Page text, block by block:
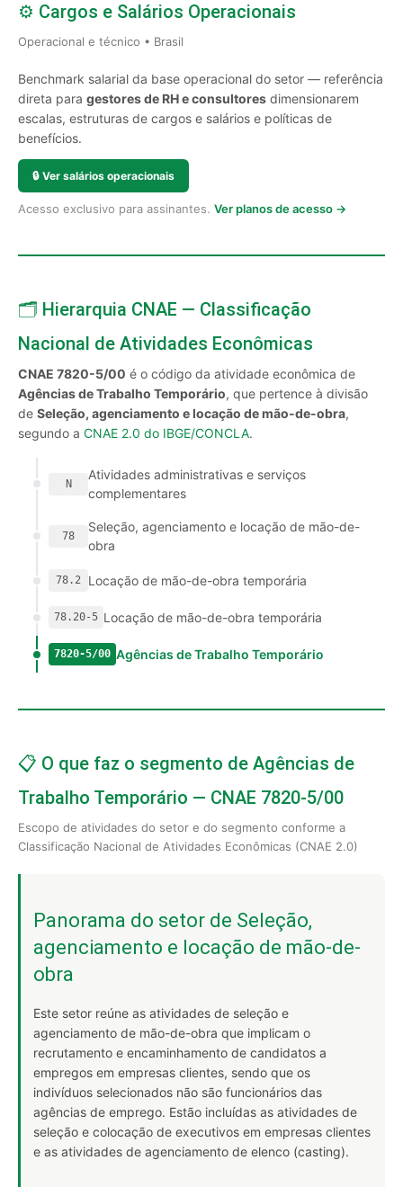
⚙️ Cargos e Salários Operacionais
Operacional e técnico • Brasil
Benchmark salarial da base operacional do setor — referência
direta para gestores de RH e consultores dimensionarem
escalas, estruturas de cargos e salários e políticas de
benefícios.
🔒 Ver salários operacionais
Acesso exclusivo para assinantes. Ver planos de acesso →
🗂️ Hierarquia CNAE — Classificação
Nacional de Atividades Econômicas
CNAE 7820-5/00 é o código da atividade econômica de
Agências de Trabalho Temporário, que pertence à divisão
de Seleção, agenciamento e locação de mão-de-obra,
segundo a CNAE 2.0 do IBGE/CONCLA.
N
Atividades administrativas e serviços
complementares
78
Seleção, agenciamento e locação de mão-de-
obra
78.2 Locação de mão-de-obra temporária
78.20-5 Locação de mão-de-obra temporária
7820-5/00 Agências de Trabalho Temporário
📋 O que faz o segmento de Agências de
Trabalho Temporário — CNAE 7820-5/00
Escopo de atividades do setor e do segmento conforme a
Classificação Nacional de Atividades Econômicas (CNAE 2.0)
Panorama do setor de Seleção,
agenciamento e locação de mão-de-
obra
Este setor reúne as atividades de seleção e
agenciamento de mão-de-obra que implicam o
recrutamento e encaminhamento de candidatos a
empregos em empresas clientes, sendo que os
indivíduos selecionados não são funcionários das
agências de emprego. Estão incluídas as atividades de
seleção e colocação de executivos em empresas clientes
e as atividades de agenciamento de elenco (casting).